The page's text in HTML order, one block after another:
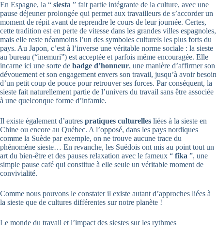
En Espagne, la “ siesta ” fait partie intégrante de la culture, avec une
pause déjeuner prolongée qui permet aux travailleurs de s’accorder un
moment de répit avant de reprendre le cours de leur journée. Certes,
cette tradition est en perte de vitesse dans les grandes villes espagnoles,
mais elle reste néanmoins l’un des symboles culturels les plus forts du
pays. Au Japon, c’est à l’inverse une véritable norme sociale : la sieste
au bureau (“inemuri”) est acceptée et parfois même encouragée. Elle
incarne ici une sorte de badge d’honneur, une manière d’affirmer son
dévouement et son engagement envers son travail, jusqu’à avoir besoin
d’un petit coup de pouce pour retrouver ses forces. Par conséquent, la
sieste fait naturellement partie de l’univers du travail sans être associée
à une quelconque forme d’infamie.
Il existe également d’autres pratiques culturelles liées à la sieste en
Chine ou encore au Québec. A l’opposé, dans les pays nordiques
comme la Suède par exemple, on ne trouve aucune trace du
phénomène sieste… En revanche, les Suédois ont mis au point tout un
art du bien-être et des pauses relaxation avec le fameux “ fika ”, une
simple pause café qui constitue à elle seule un véritable moment de
convivialité.
Comme nous pouvons le constater il existe autant d’approches liées à
la sieste que de cultures différentes sur notre planète !
Le monde du travail et l’impact des siestes sur les rythmes